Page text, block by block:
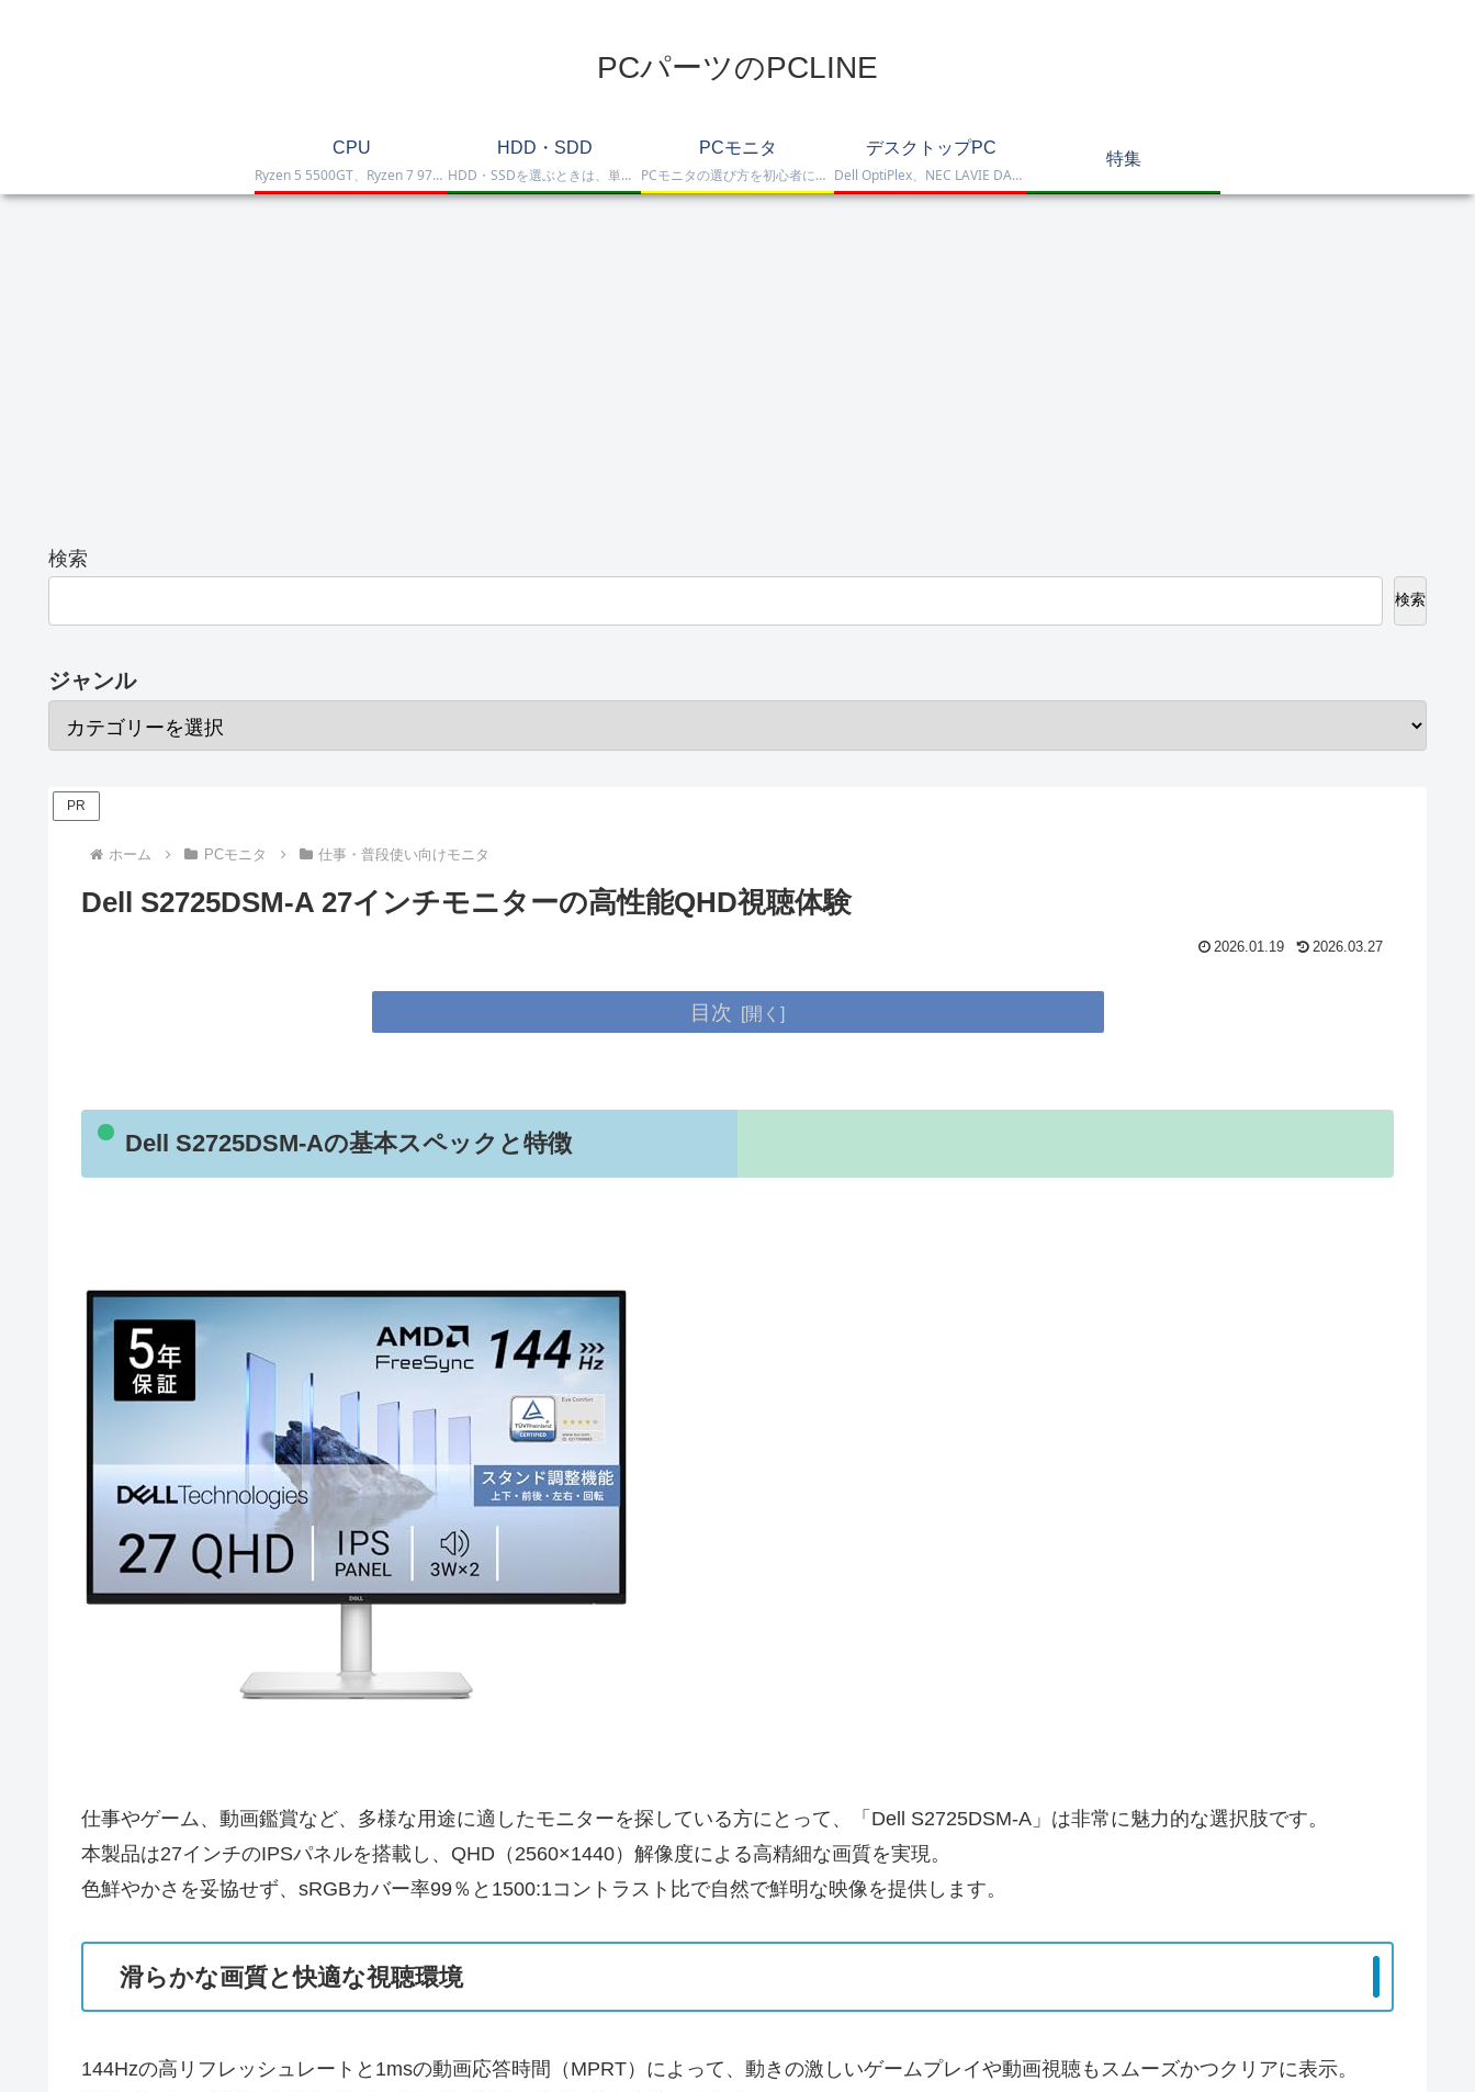
PCパーツのPCLINE
CPU
Ryzen 5 5500GT、Ryzen 7 9700X、Ryzen 7 9800X3D、Core Ultra 7 265K、Core i5-12400などを掲載したCPU一覧です。性能・価格・用途を比較しながら、自作PCやゲーミング向けの最適な1台を選べます。
HDD・SDD
HDD・SSDを選ぶときは、単に容量だけを見るのではなく、保存重視なのか、高速化したいのか、NAS運用なのか、外付けで使いたいのかまで整理して選ぶことが大切です。このカテゴリでは、HDDとSSDの基本的な違いを踏まえつつ、保存容量をしっかり確保したい方向けのHDD、高速起動や作業効率を重視したい方向けのSSD、さらにNAS向けHDDやNVMe SSD、SATA SSD、外付けストレージまで比較しや…
PCモニタ
PCモニタの選び方を初心者にも分かりやすく解説。ゲーミングモニタ、4K・高画質モニタ、モバイルモニタ、仕事・普段使い向けモニタまで、用途別に比較しやすくまとめています。
デスクトップPC
Dell OptiPlex、NEC LAVIE DA770、HP DT 24-cr2000、ASUS V470VAK、Dell 24 AIO EC24250などを掲載したデスクトップPC一覧です。一体型や整備済み品を比較しながら、用途に合うモデルを選べます。
特集
検索
検索
ジャンル
PR
ホーム PCモニタ 仕事・普段使い向けモニタ
Dell S2725DSM-A 27インチモニターの高性能QHD視聴体験
2026.01.19 2026.03.27
目次
Dell S2725DSM-Aの基本スペックと特徴
仕事やゲーム、動画鑑賞など、多様な用途に適したモニターを探している方にとって、「Dell S2725DSM-A」は非常に魅力的な選択肢です。
本製品は27インチのIPSパネルを搭載し、QHD（2560×1440）解像度による高精細な画質を実現。
色鮮やかさを妥協せず、sRGBカバー率99％と1500:1コントラスト比で自然で鮮明な映像を提供します。
滑らかな画質と快適な視聴環境
144Hzの高リフレッシュレートと1msの動画応答時間（MPRT）によって、動きの激しいゲームプレイや動画視聴もスムーズかつクリアに表示。